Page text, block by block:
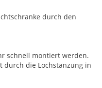
durch den
schnell montiert werden.
durch die Lochstanzung in